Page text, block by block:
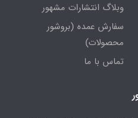
وبلاگ انتشارات مشهور
سفارش عمده (بروشور
محصولات)
تماس با ما